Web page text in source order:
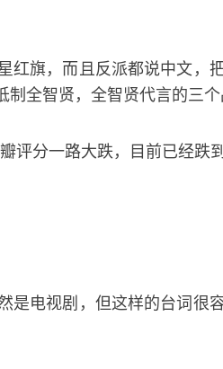
旗，而且反派都说中文
全智贤，全智贤代言的三
分一路大跌，目前已经跌
电视剧，但这样的台词